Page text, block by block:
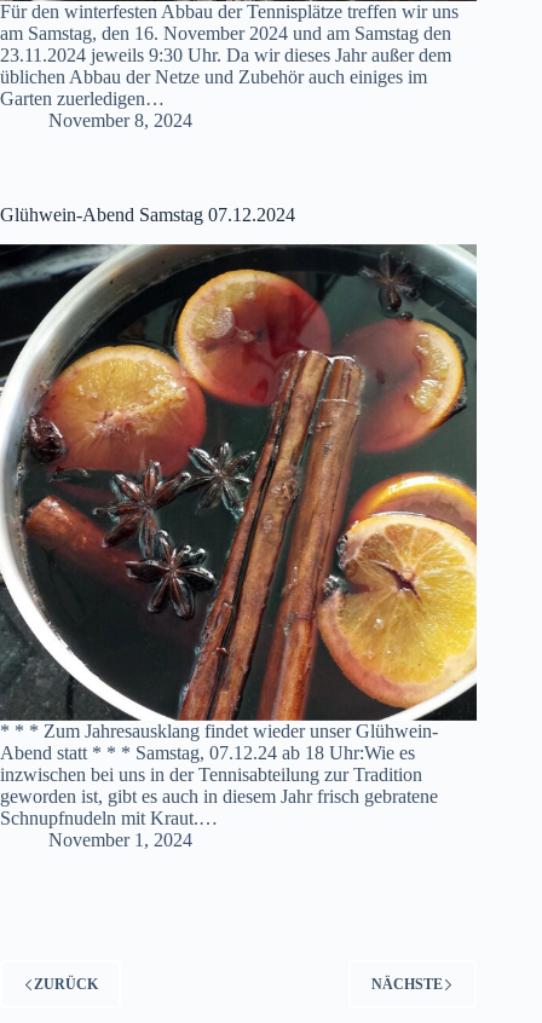
Für den winterfesten Abbau der Tennisplätze treffen wir uns
am Samstag, den 16. November 2024 und am Samstag den
23.11.2024 jeweils 9:30 Uhr. Da wir dieses Jahr außer dem
üblichen Abbau der Netze und Zubehör auch einiges im
Garten zuerledigen…
November 8, 2024
Glühwein-Abend Samstag 07.12.2024
* * * Zum Jahresausklang findet wieder unser Glühwein-
Abend statt * * * Samstag, 07.12.24 ab 18 Uhr:Wie es
inzwischen bei uns in der Tennisabteilung zur Tradition
geworden ist, gibt es auch in diesem Jahr frisch gebratene
Schnupfnudeln mit Kraut.…
November 1, 2024
ZURÜCK NÄCHSTE